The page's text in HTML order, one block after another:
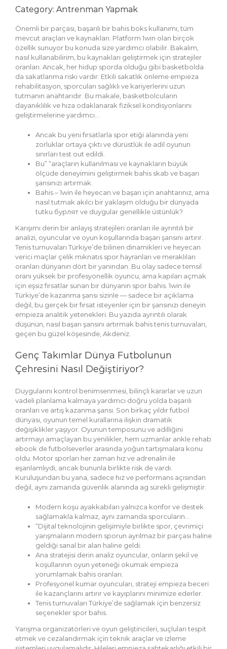
Category: Antrenman Yapmak
Önemli bir parçası, başarılı bir bahis boks kullanımı, tüm
mevcut araçları ve kaynakları. Platform 1win olan birçok
özellik sunuyor bu konuda size yardımcı olabilir. Bakalım,
nasıl kullanabilirim, bu kaynakları geliştirmek için stratejiler
oranları. Ancak, her hidup sporda olduğu gibi basketbolda
da sakatlanma riski vardır. Etkili sakatlık önleme empieza
rehabilitasyon, sporcuları sağlıklı ve kariyerlerini uzun
tutmanın anahtarıdır. Bu makale, basketbolcuların
dayanıklılık ve hıza odaklanarak fiziksel kondisyonlarını
geliştirmelerine yardımcı…
Ancak bu yeni fırsatlarla spor etiği alanında yeni
zorluklar ortaya çıktı ve dürüstlük ile adil oyunun
sınırları test out edildi.
Bu” “araçların kullanılması ve kaynakların büyük
ölçüde deneyimini geliştirmek bahis skab ve başarı
şansınızı artırmak.
Bahis – 1win ile heyecan ve başarı için anahtarınız, ama
nasıl tutmak akılcı bir yaklaşım olduğu bir dünyada
tutku бурлят ve duygular genellikle üstünlük?
Karışımı derin bir anlayış stratejileri oranları ile ayrıntılı bir
analizi, oyuncular ve oyun koşullarında başarı şansını artırır.
Tenis turnuvaları Türkiye’de bilinen dinamikleri ve heyecan
verici maçlar çelik mıknatıs spor hayranları ve meraklıları
oranları dünyanın dört bir yanından. Bu olay sadece temsil
oranı yüksek bir profesyonellik oyuncu, ama kapıları açmak
için eşsiz fırsatlar sunan bir dünyanın spor bahis. 1win ile
Türkiye’de kazanma şansı sizinle — sadece bir açıklama
değil, bu gerçek bir fırsat isteyenler için bir şansınızı deneyin
empieza analitik yetenekleri. Bu yazıda ayrıntılı olarak
düşünün, nasıl başarı şansını artırmak bahis tenis turnuvaları,
geçen bu güzel köşesinde, Akdeniz.
Genç Takımlar Dünya Futbolunun
Çehresini Nasıl Değiştiriyor?
Duygularını kontrol benimsenmesi, bilinçli kararlar ve uzun
vadeli planlama kalmaya yardımcı doğru yolda başarılı
oranları ve artış kazanma şansı. Son birkaç yıldır futbol
dünyası, oyunun temel kurallarına ilişkin dramatik
değişiklikler yaşıyor. Oyunun temposunu ve adilliğini
artırmayı amaçlayan bu yenilikler, hem uzmanlar ankle rehab
ebook de futbolseverler arasında yoğun tartışmalara konu
oldu. Motor sporları her zaman hız ve adrenalin ile
eşanlamlıydı, ancak bununla birlikte risk de vardı.
Kuruluşundan bu yana, sadece hız ve performans açısından
değil, aynı zamanda güvenlik alanında ag sürekli gelişmiştir.
Modern koşu ayakkabıları yalnızca konfor ve destek
sağlamakla kalmaz, aynı zamanda sporcuların…
“Dijital teknolojinin gelişimiyle birlikte spor, çevrimiçi
yarışmaların modern sporun ayrılmaz bir parçası haline
geldiği sanal bir alan haline geldi.
Ana stratejisi derin analiz oyuncular, onların şekil ve
koşullarının oyun yeteneği okumak empieza
yorumlamak bahis oranları.
Profesyonel kumar oyuncuları, strateji empieza beceri
ile kazançlarını artırır ve kayıplarını minimize ederler.
Tenis turnuvaları Türkiye’de sağlamak için benzersiz
seçenekler spor bahis.
Yarışma organizatörleri ve oyun geliştiricileri, suçluları tespit
etmek ve cezalandırmak için teknik araçlar ve izleme